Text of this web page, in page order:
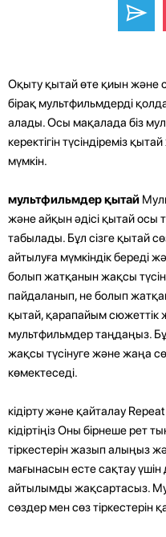
Оқыту қытай өте қиын және
бірақ мультфильмдерді
алады. Осы мақалада біз
керектігін түсіндіреміз
мүмкін.
мультфильмдер қытай
және айқын әдісі қытай осы
табылады. Бұл сізге қытай
айтылуға мүмкіндік береді
болып жатқанын жақсы
пайдаланып, не болып
қытай, қарапайым сюжеттік
мультфильмдер таңдаңыз.
жақсы түсінуге және жаңа
көмектеседі.
кідірту және қайталау Repeat
кідіртіңіз Оны бірнеше рет
тіркестерін жазып алыңыз
мағынасын есте сақтау
айтылымды жақсартасыз.
сөздер мен сөз тіркестерін